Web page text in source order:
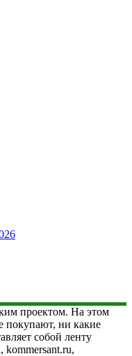
проектом. На этом
покупают, ни какие
собой ленту
kommersant.ru,